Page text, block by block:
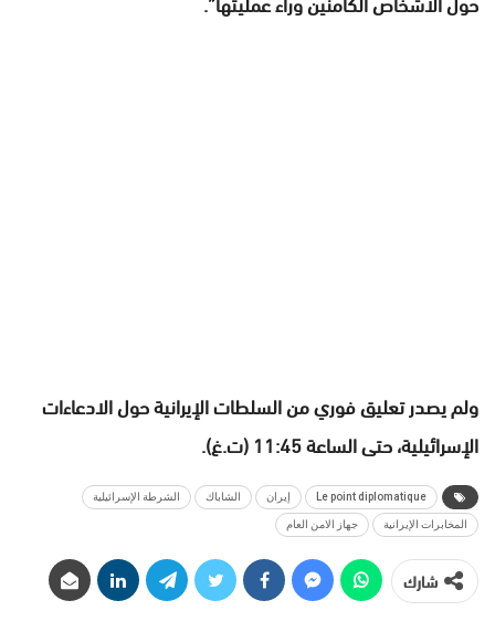
ولم يصدر تعليق فوري من السلطات الإيرانية حول الادعاءات
الإسرائيلية، حتى الساعة 11:45 (ت.غ).
Le point diplomatique إيران الشاباك الشرطة الإسرائيلية
المخابرات الإيرانية جهاز الامن العام
شارك